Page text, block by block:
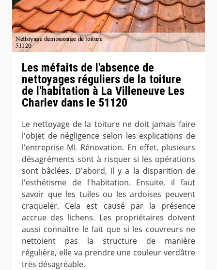
Les méfaits de l'absence de
nettoyages réguliers de la toiture
de l'habitation à La Villeneuve Les
Charlev dans le 51120
Le nettoyage de la toiture ne doit jamais faire
l'objet de négligence selon les explications de
l'entreprise ML Rénovation. En effet, plusieurs
désagréments sont à risquer si les opérations
sont bâclées. D'abord, il y a la disparition de
l'esthétisme de l'habitation. Ensuite, il faut
savoir que les tuiles ou les ardoises peuvent
craqueler. Cela est causé par la présence
accrue des lichens. Les propriétaires doivent
aussi connaître le fait que si les couvreurs ne
nettoient pas la structure de manière
régulière, elle va prendre une couleur verdâtre
très désagréable.